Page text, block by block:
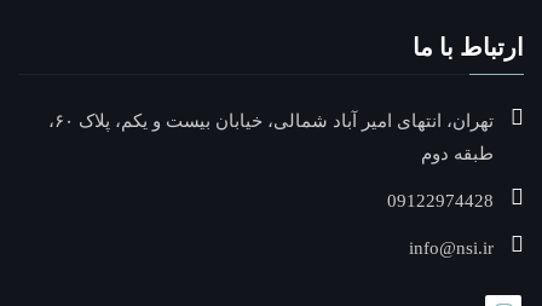
ارتباط با ما
تهران، انتهای امیر آباد شمالی، خیابان بیست و یکم، پلاک ۶۰،
طبقه دوم
09122974428
info@nsi.ir